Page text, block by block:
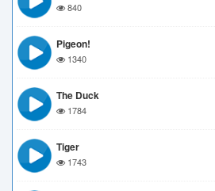
840
Pigeon!
1340
The Duck
1784
Tiger
1743